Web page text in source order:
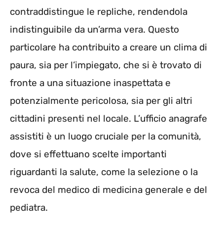
contraddistingue le repliche, rendendola
indistinguibile da un’arma vera. Questo
particolare ha contribuito a creare un clima di
paura, sia per l’impiegato, che si è trovato di
fronte a una situazione inaspettata e
potenzialmente pericolosa, sia per gli altri
cittadini presenti nel locale. L’ufficio anagrafe
assistiti è un luogo cruciale per la comunità,
dove si effettuano scelte importanti
riguardanti la salute, come la selezione o la
revoca del medico di medicina generale e del
pediatra.